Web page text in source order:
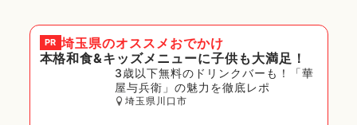
PR 埼玉県のオススメおでかけ
本格和食&キッズメニューに子供も大満足！
3歳以下無料のドリンクバーも！「華
屋与兵衛」の魅力を徹底レポ
埼玉県川口市